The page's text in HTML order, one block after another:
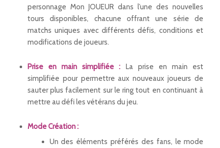
personnage Mon JOUEUR dans l’une des nouvelles
tours disponibles, chacune offrant une série de
matchs uniques avec différents défis, conditions et
modifications de joueurs.
Prise en main simplifiée : La prise en main est
simplifiée pour permettre aux nouveaux joueurs de
sauter plus facilement sur le ring tout en continuant à
mettre au défi les vétérans du jeu.
Mode Création :
Un des éléments préférés des fans, le mode